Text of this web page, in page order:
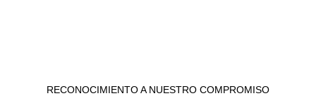
RECONOCIMIENTO A NUESTRO COMPROMISO